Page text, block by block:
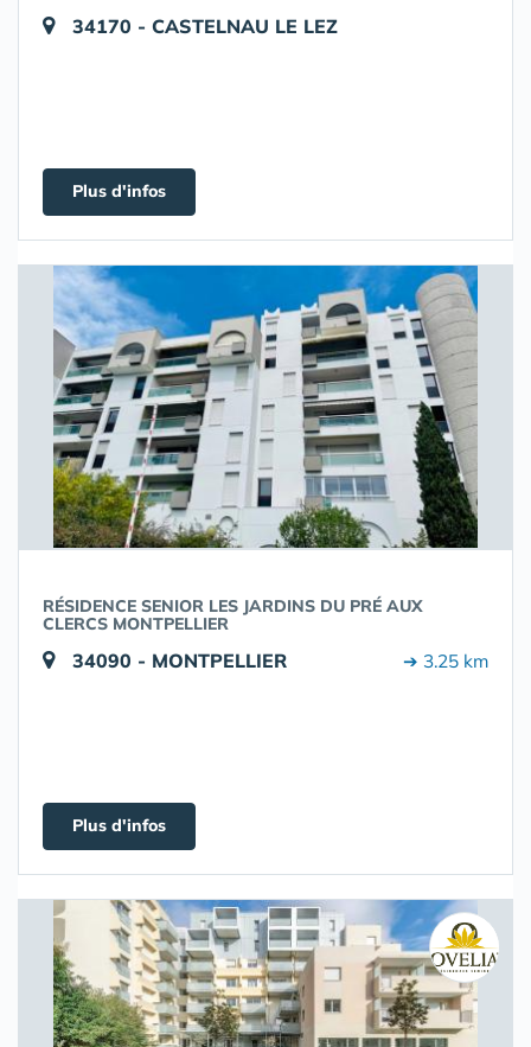
34170 - CASTELNAU LE LEZ
Plus d'infos
RÉSIDENCE SENIOR LES JARDINS DU PRÉ AUX
CLERCS MONTPELLIER
34090 - MONTPELLIER ➔ 3.25 km
Plus d'infos